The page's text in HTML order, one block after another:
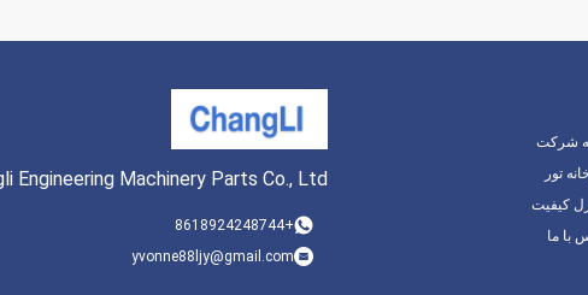
4D27G31-25100 انژکتور
Engineering Machinery Parts Co., Ltd.
+8618924248744
yvonne88ljy@gmail.com
شرکت
تور
کیفیت
با ما